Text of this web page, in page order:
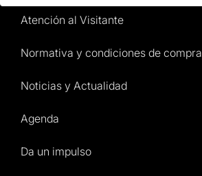
Atención al Visitante
Normativa y condiciones de compra
Noticias y Actualidad
Agenda
Da un impulso